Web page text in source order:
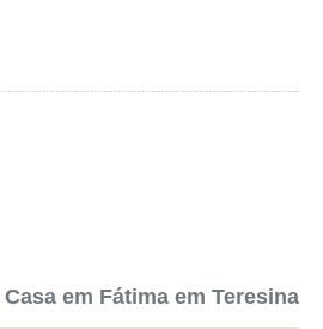
em Fátima em Teresina